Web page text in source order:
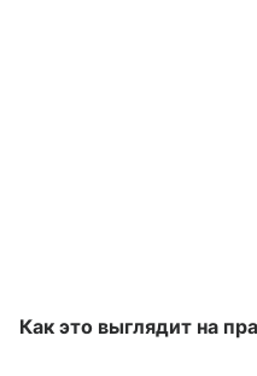
Как это выглядит на